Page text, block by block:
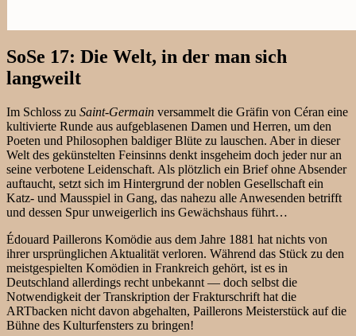
SoSe 17: Die Welt, in der man sich
langweilt
Im Schloss zu Saint-Germain versammelt die Gräfin von Céran eine
kultivierte Runde aus aufgeblasenen Damen und Herren, um den
Poeten und Philosophen baldiger Blüte zu lauschen. Aber in dieser
Welt des gekünstelten Feinsinns denkt insgeheim doch jeder nur an
seine verbotene Leidenschaft. Als plötzlich ein Brief ohne Absender
auftaucht, setzt sich im Hintergrund der noblen Gesellschaft ein
Katz- und Mausspiel in Gang, das nahezu alle Anwesenden betrifft
und dessen Spur unweigerlich ins Gewächshaus führt…
Édouard Paillerons Komödie aus dem Jahre 1881 hat nichts von
ihrer ursprünglichen Aktualität verloren. Während das Stück zu den
meistgespielten Komödien in Frankreich gehört, ist es in
Deutschland allerdings recht unbekannt — doch selbst die
Notwendigkeit der Transkription der Frakturschrift hat die
ARTbacken nicht davon abgehalten, Paillerons Meisterstück auf die
Bühne des Kulturfensters zu bringen!